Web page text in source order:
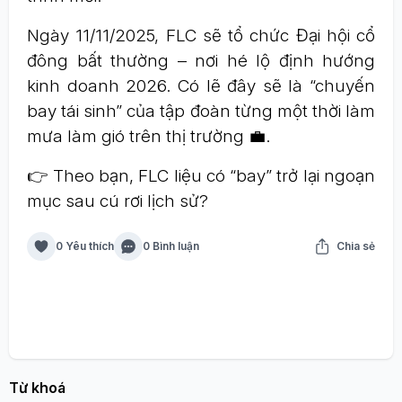
Ngày 11/11/2025, FLC sẽ tổ chức Đại hội cổ
đông bất thường – nơi hé lộ định hướng
kinh doanh 2026. Có lẽ đây sẽ là “chuyến
bay tái sinh” của tập đoàn từng một thời làm
mưa làm gió trên thị trường 💼.
👉 Theo bạn, FLC liệu có “bay” trở lại ngoạn
mục sau cú rơi lịch sử?
0 Yêu thích 0 Bình luận Chia sẻ
Từ khoá